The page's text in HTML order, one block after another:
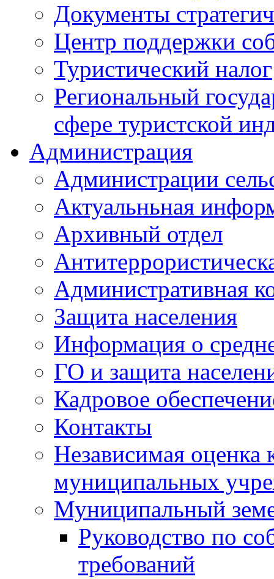
Документы
Центр поддержки
Туристический налог
Региональный
сфере туристской
Администрация
Администрации
Актуальньная
Архивный отдел
Административная
Защита населения
Информация о
ГО и защита
Кадровое
Контакты
Независимая оценка
муниципальных
Муниципальный
Руководство по
требований